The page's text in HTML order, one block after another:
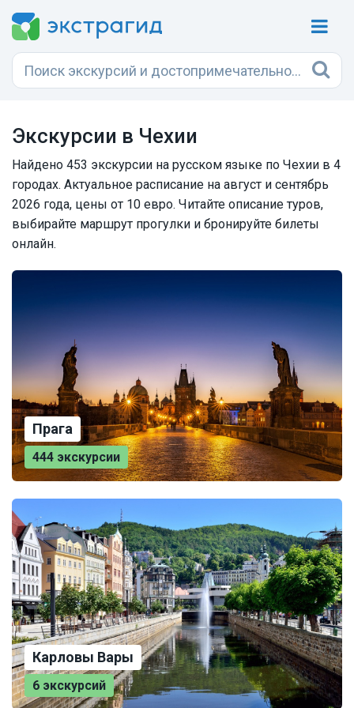
Экскурсии в Чехии
Найдено 453 экскурсии на русском языке по Чехии в 4
городах. Актуальное расписание на август и сентябрь
2026 года, цены от 10 евро. Читайте описание туров,
выбирайте маршрут прогулки и бронируйте билеты
онлайн.
Прага
444 экскурсии
Карловы Вары
6 экскурсий